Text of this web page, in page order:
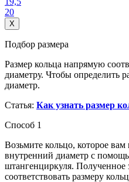
20
X
Подбор размера
Размер кольца напрямую
диаметру. Чтобы определить
диаметр.
Статья: Как узнать размер
Способ 1
Возьмите кольцо, которое вам
внутренний диаметр с
штангенциркуля. Полученное
соответствовать размеру